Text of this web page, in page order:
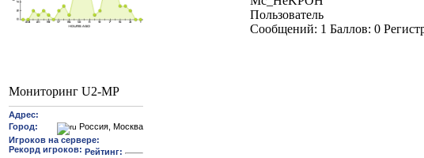
Мониторинг U2-MP
Пользователь
Cообщений: 1 Баллов: 0